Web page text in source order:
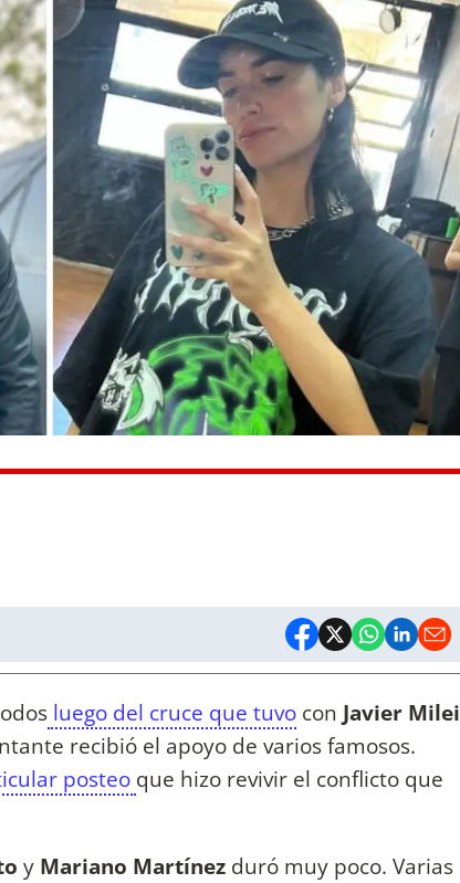
luego del cruce que tuvo con Javier Milei
recibió el apoyo de varios famosos.
posteo que hizo revivir el conflicto que
y Mariano Martínez duró muy poco. Varias